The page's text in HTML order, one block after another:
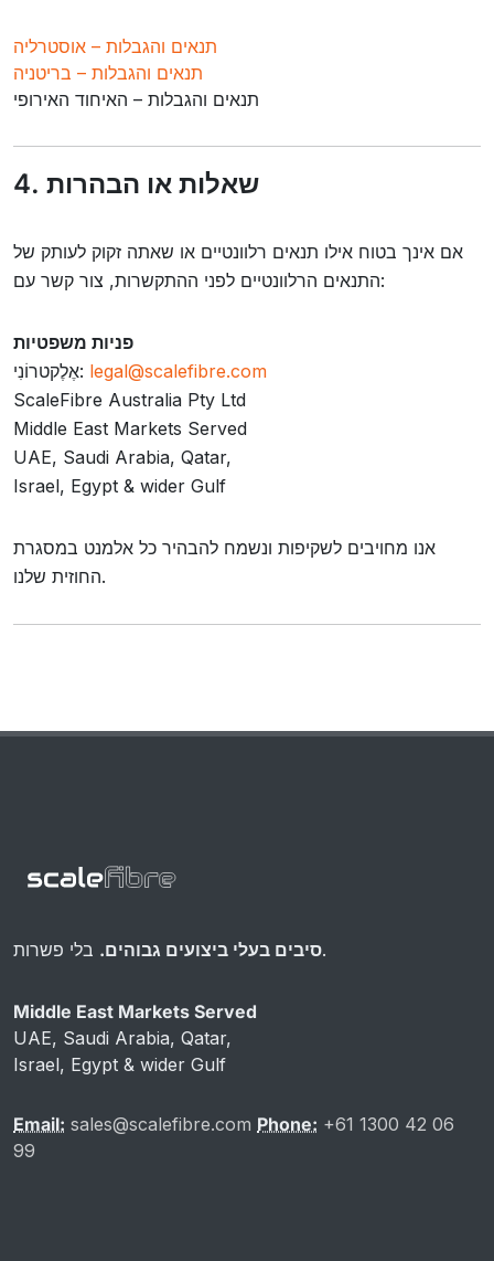
תנאים והגבלות – אוסטרליה
תנאים והגבלות – בריטניה
תנאים והגבלות – האיחוד האירופי
4. שאלות או הבהרות
אם אינך בטוח אילו תנאים רלוונטיים או שאתה זקוק לעותק של
התנאים הרלוונטיים לפני ההתקשרות, צור קשר עם:
פניות משפטיות
אֶלֶקטרוֹנִי: legal@scalefibre.com
ScaleFibre Australia Pty Ltd
Middle East Markets Served
UAE, Saudi Arabia, Qatar,
Israel, Egypt & wider Gulf
אנו מחויבים לשקיפות ונשמח להבהיר כל אלמנט במסגרת
החוזית שלנו.
סיבים בעלי ביצועים גבוהים.בלי פשרות.
Middle East Markets Served
UAE, Saudi Arabia, Qatar,
Israel, Egypt & wider Gulf
Email: sales@scalefibre.com Phone: +61 1300 42 06
99